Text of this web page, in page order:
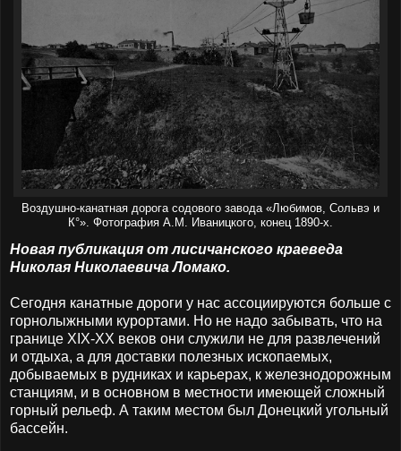
Воздушно-канатная дорога содового завода «Любимов, Сольвэ и
К°». Фотография А.М. Иваницкого, конец 1890-х.
Новая публикация от лисичанского краеведа
Николая Николаевича Ломако.
Сегодня канатные дороги у нас ассоциируются больше с
горнолыжными курортами. Но не надо забывать, что на
границе XIX-XX веков они служили не для развлечений
и отдыха, а для доставки полезных ископаемых,
добываемых в рудниках и карьерах, к железнодорожным
станциям, и в основном в местности имеющей сложный
горный рельеф. А таким местом был Донецкий угольный
бассейн.